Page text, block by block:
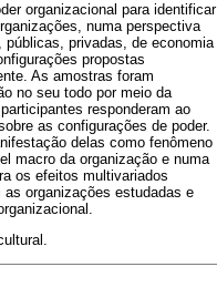
organizacional para identificar
numa perspectiva
privadas, de economia
propostas
As amostras foram
no seu todo por meio da
responderam ao
as configurações de poder.
delas como fenômeno
macro da organização e numa
os efeitos multivariados
organizações estudadas e